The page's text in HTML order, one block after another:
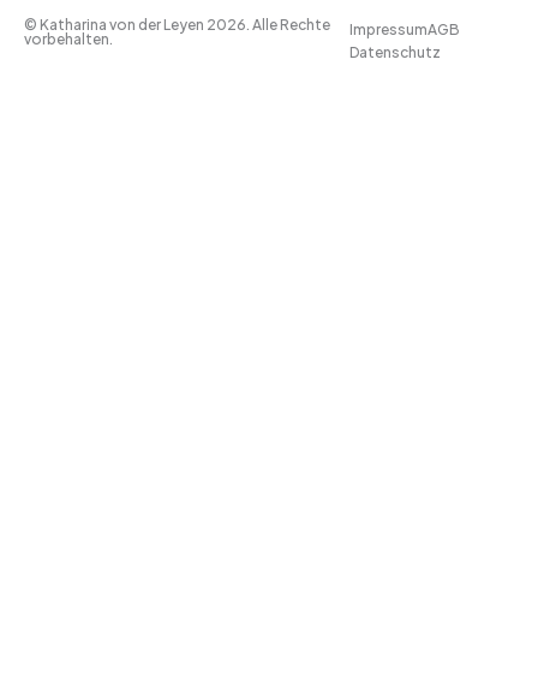
© Katharina von der Leyen 2026. Alle Rechte
vorbehalten.
ImpressumAGB
Datenschutz